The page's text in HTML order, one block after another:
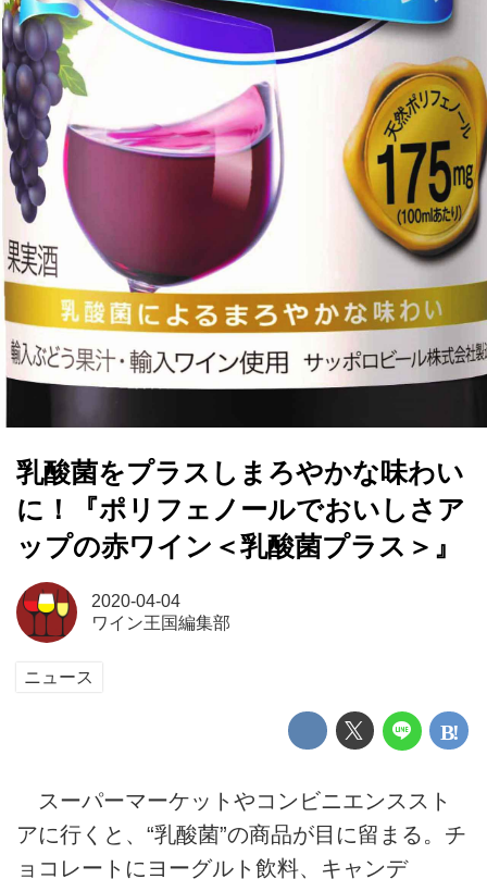
乳酸菌をプラスしまろやかな味わい
に！『ポリフェノールでおいしさア
ップの赤ワイン＜乳酸菌プラス＞』
2020-04-04
ワイン王国編集部
ニュース
スーパーマーケットやコンビニエンススト
アに行くと、“乳酸菌”の商品が目に留まる。チ
ョコレートにヨーグルト飲料、キャンデ